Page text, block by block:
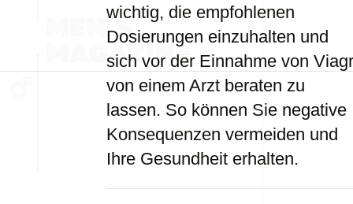
wichtig, die empfohlenen
Dosierungen einzuhalten und
sich vor der Einnahme von
von einem Arzt beraten zu
lassen. So können Sie negative
Konsequenzen vermeiden und
Ihre Gesundheit erhalten.